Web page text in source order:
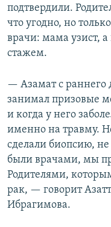
подтвердили.
что угодно, но
врачи: мама узист,
стажем.
— Азамат с раннего
занимал призовые
и когда у него
именно на травму.
сделали биопсию,
были врачами, мы
Родителями,
рак, — говорит
Ибрагимова.